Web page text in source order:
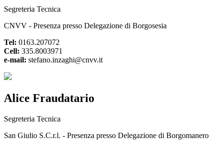
Segreteria Tecnica
CNVV - Presenza presso Delegazione di Borgosesia
Tel: 0163.207072
Cell: 335.8003971
e-mail: stefano.inzaghi@cnvv.it
Alice Fraudatario
Segreteria Tecnica
San Giulio S.C.r.l. - Presenza presso Delegazione di Borgomanero